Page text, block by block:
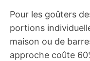
Pour les goûters
portions
maison ou de
approche coûte